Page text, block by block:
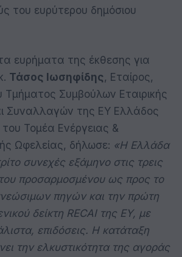
του ευρύτερου δημόσιου
ευρήματα της έκθεσης για
Τάσος Ιωσηφίδης, Εταίρος,
Τμήματος Συμβούλων Εταιρικής
Συναλλαγών της EY Ελλάδος
Τομέα Ενέργειας &
Ωφελείας, δήλωσε: «Η Ελλάδα
συνεχές εξάμηνο στις τρεις
προσαρμοσμένου ως προς το
πηγών και την πρώτη
δείκτη RECAIτης EY, με
επιδόσεις. Η κατάταξη
την ελκυστικότητα της αγοράς